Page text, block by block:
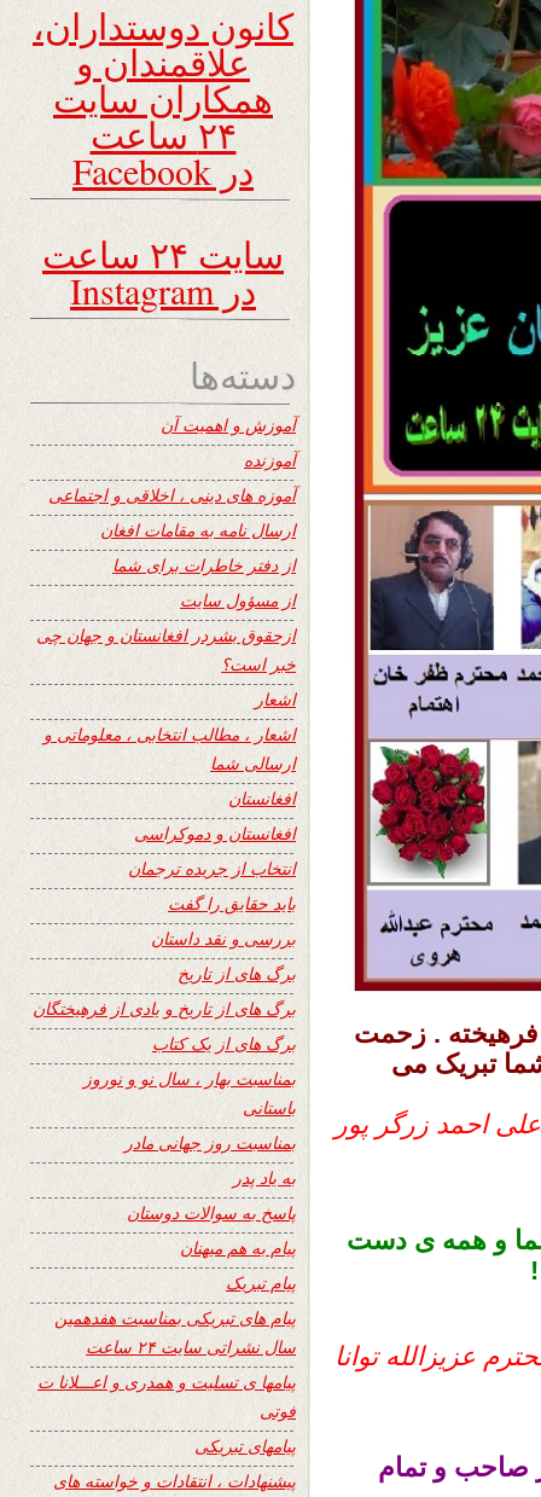
فرهیخته . زحمت
تبریک می
احمد زرگر پور
و همه ی دست
عزیزالله توانا
صاحب و تمام
کانون دوستداران،
علاقمندان و
همکاران سایت
۲۴ ساعت
در Facebook
سایت ۲۴ ساعت
در Instagram
دسته‌ها
آموزش و اهمیت آن
آموزنده
آموزه های دینی ، اخلاقی و اجتماعی
ارسال نامه به مقامات افغان
از دفتر خاطرات برای شما
از مسؤول سایت
ازحقوق بشردر افغانستان و جهان چی
خبر است؟
اشعار
اشعار ، مطالب انتخابی ، معلوماتی و
ارسالی شما
افغانستان
افغانستان و دموکراسی
انتخاب از جریده ترجمان
باید حقایق را گفت
بررسی و نقد داستان
برگ های از تاریخ
برگ های از تاریخ و یادی از فرهیختگان
برگ های از یک کتاب
بمناسبت بهار ، سال نو و نوروز
باستانی
بمناسبت روز جهانی مادر
به یاد پدر
پاسخ به سوالات دوستان
پیام به هم میهنان
پیام تبریک
پیام های تبریکی بمناسبت هفدهمین
سال نشراتی سایت ۲۴ ساعت
پیامها ی تسلیت و همدری و اعـــلانا ت
فوتی
پیامهای تبریکی
پیشنهادات ، انتقادات و خواسته های